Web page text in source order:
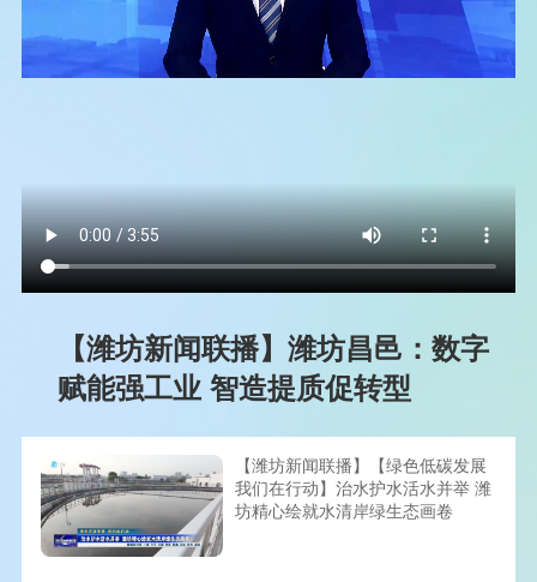
【潍坊新闻联播】潍坊昌邑：数字
赋能强工业 智造提质促转型
【潍坊新闻联播】【绿色低碳发展
我们在行动】治水护水活水并举 潍
坊精心绘就水清岸绿生态画卷